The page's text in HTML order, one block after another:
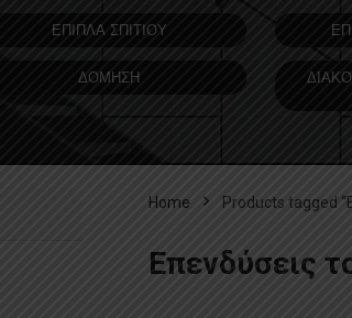
ΕΠΙΠΛΑ ΣΠΙΤΙΟΥ
ΔΟΜΗΣΗ
Home Products tagged
Επενδύσεις